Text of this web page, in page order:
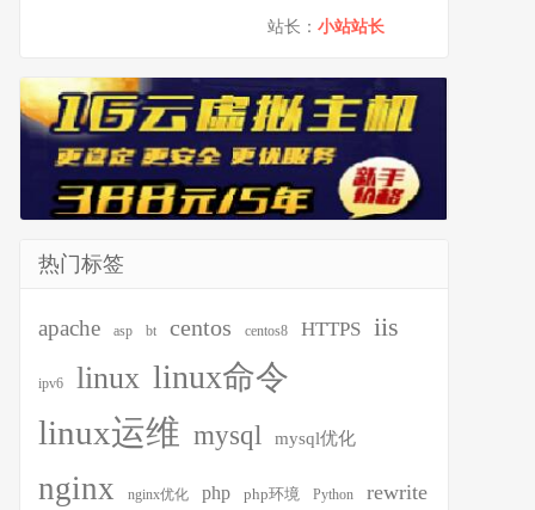
站长： 小站站长
热门标签
apache asp bt centos centos8 HTTPS iis
ipv6 linux linux命令
linux运维 mysql mysql优化
nginx nginx优化 php php环境 Python rewrite